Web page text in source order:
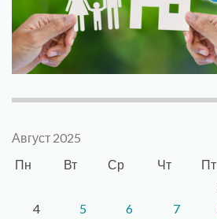
Август 2025
Пн
Вт Ср Чт Пт
4
5 6 7